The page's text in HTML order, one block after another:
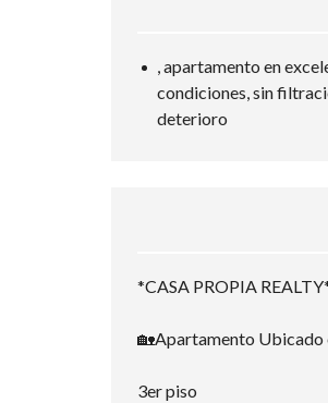
, apartamento en
condiciones, sin
deterioro
*CASA PROPIA
🏡Apartamento Ubicado
3er piso